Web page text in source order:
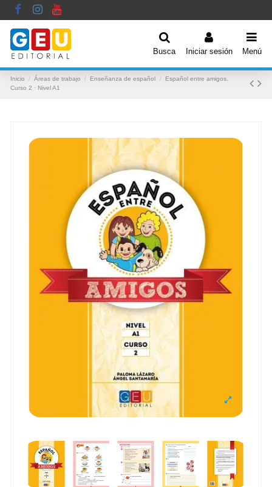
Busca Iniciar sesión Menú
Inicio Áreas de trabajo Enseñanza de español
Español entre amigos.
Curso 2 · Nivel A1